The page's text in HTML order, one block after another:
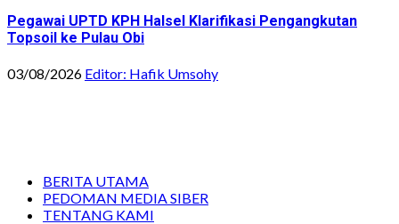
Pegawai UPTD KPH Halsel Klarifikasi Pengangkutan
Topsoil ke Pulau Obi
03/08/2026 Editor: Hafik Umsohy
BERITA UTAMA
PEDOMAN MEDIA SIBER
TENTANG KAMI